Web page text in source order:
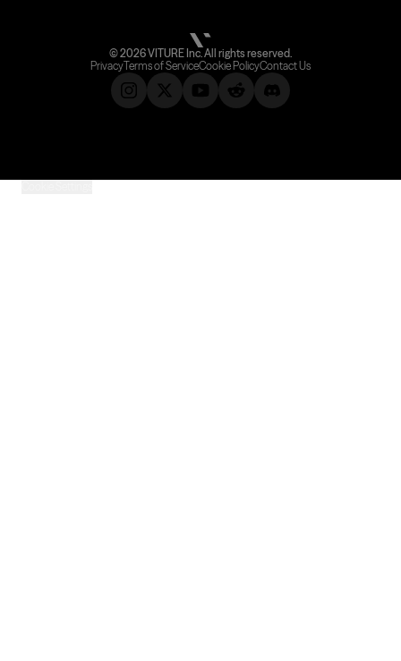
Subscribe &
©2026VITURE Inc.All rights reserved.
PrivacyTerms of ServiceCookie PolicyContact Us